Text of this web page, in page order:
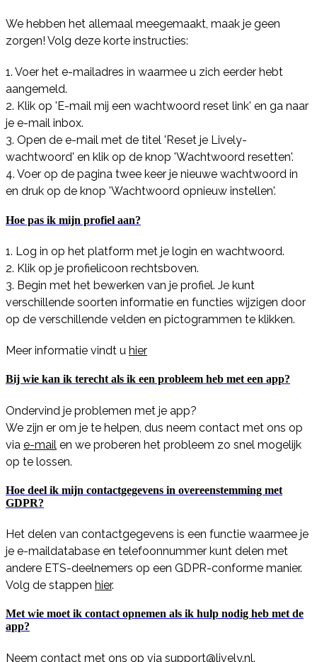
We hebben het allemaal meegemaakt, maak je geen
zorgen! Volg deze korte instructies:
1. Voer het e-mailadres in waarmee u zich eerder hebt
aangemeld.
2. Klik op 'E-mail mij een wachtwoord reset link' en ga naar
je e-mail inbox.
3. Open de e-mail met de titel 'Reset je Lively-
wachtwoord' en klik op de knop 'Wachtwoord resetten'.
4. Voer op de pagina twee keer je nieuwe wachtwoord in
en druk op de knop 'Wachtwoord opnieuw instellen'.
Hoe pas ik mijn profiel aan?
1. Log in op het platform met je login en wachtwoord.
2. Klik op je profielicoon rechtsboven.
3. Begin met het bewerken van je profiel. Je kunt
verschillende soorten informatie en functies wijzigen door
op de verschillende velden en pictogrammen te klikken.
Meer informatie vindt u hier
Bij wie kan ik terecht als ik een probleem heb met een app?
Ondervind je problemen met je app?
We zijn er om je te helpen, dus neem contact met ons op
via e-mail en we proberen het probleem zo snel mogelijk
op te lossen.
Hoe deel ik mijn contactgegevens in overeenstemming met
GDPR?
Het delen van contactgegevens is een functie waarmee je
je e-maildatabase en telefoonnummer kunt delen met
andere ETS-deelnemers op een GDPR-conforme manier.
Volg de stappen hier.
Met wie moet ik contact opnemen als ik hulp nodig heb met de
app?
Neem contact met ons op via support@lively.nl.